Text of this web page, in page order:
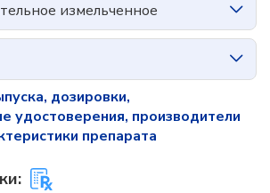
измельченное
дозировки,
удостоверения, производители
препарата